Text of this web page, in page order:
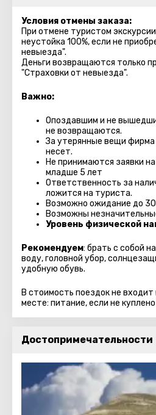
Условия отмены заказа:
При отмене туристом
неустойка 100%, если не
невыезда".
Деньги возвращаются только
"Страховки от невыезда".
Важно:
Опоздавшим и не
не возвращаются.
За утерянные вещи
несет.
Не принимаются заявки
младше 5 лет
Ответственность за
ложится на туриста.
Возможно ожидание до
Возможны
Уровень физической
Рекомендуем: брать с собой
воду, головной убор,
удобную обувь.
В стоимость поездок не входит
месте: питание, если не
Достопримечательности